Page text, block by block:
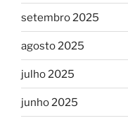
setembro 2025
agosto 2025
julho 2025
junho 2025